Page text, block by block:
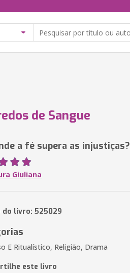
de Sangue
a fé supera as injustiças?
Giuliana
do livro: 525029
E Ritualístico, Religião, Drama
este livro